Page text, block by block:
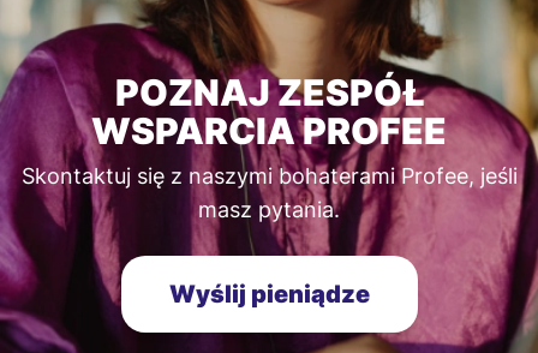
POZNAJ ZESPÓŁ
WSPARCIA PROFEE
Skontaktuj się z naszymi bohaterami Profee, jeśli
masz pytania.
Wyślij pieniądze